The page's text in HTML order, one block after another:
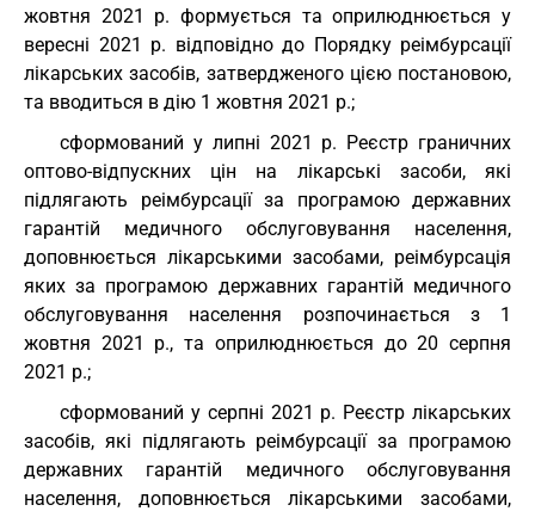
жовтня 2021 р. формується та оприлюднюється у
вересні 2021 р. відповідно до Порядку реімбурсації
лікарських засобів, затвердженого цією постановою,
та вводиться в дію 1 жовтня 2021 р.;
сформований у липні 2021 р. Реєстр граничних
оптово-відпускних цін на лікарські засоби, які
підлягають реімбурсації за програмою державних
гарантій медичного обслуговування населення,
доповнюється лікарськими засобами, реімбурсація
яких за програмою державних гарантій медичного
обслуговування населення розпочинається з 1
жовтня 2021 р., та оприлюднюється до 20 серпня
2021 р.;
сформований у серпні 2021 р. Реєстр лікарських
засобів, які підлягають реімбурсації за програмою
державних гарантій медичного обслуговування
населення, доповнюється лікарськими засобами,